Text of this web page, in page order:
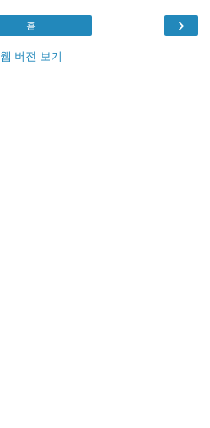
›
홈
웹 버전 보기